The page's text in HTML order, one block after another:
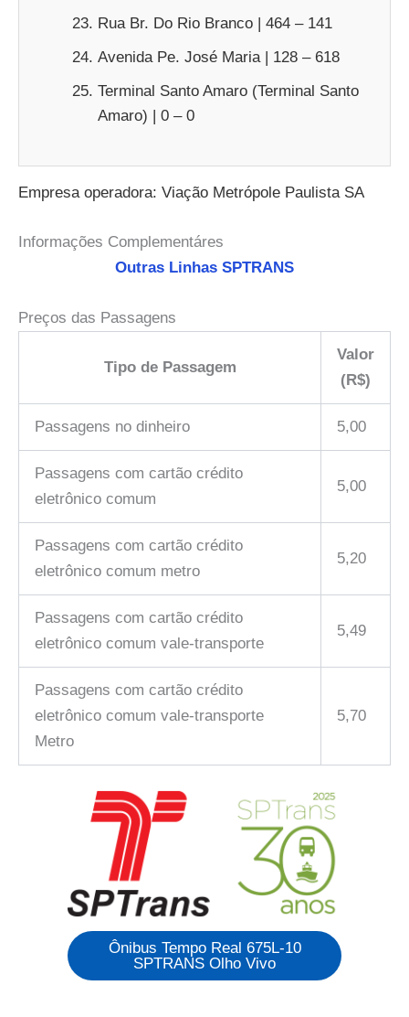
Rua Br. Do Rio Branco | 464 – 141
Avenida Pe. José Maria | 128 – 618
Terminal Santo Amaro (Terminal Santo
Amaro) | 0 – 0
Empresa operadora: Viação Metrópole Paulista SA
Informações Complementáres
Outras Linhas SPTRANS
Preços das Passagens
Tipo de Passagem
Valor
(R$)
Passagens no dinheiro 5,00
Passagens com cartão crédito
eletrônico comum
5,00
Passagens com cartão crédito
eletrônico comum metro
5,20
Passagens com cartão crédito
eletrônico comum vale-transporte
5,49
Passagens com cartão crédito
eletrônico comum vale-transporte
Metro
5,70
Ônibus Tempo Real 675L-10
SPTRANS Olho Vivo